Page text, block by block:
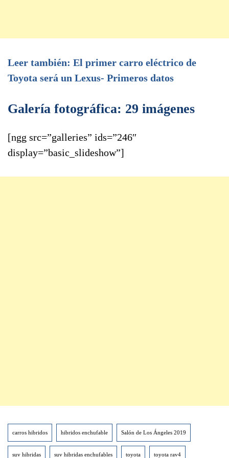
Leer también: El primer carro eléctrico de
Toyota será un Lexus- Primeros datos
Galería fotográfica: 29 imágenes
[ngg src=”galleries” ids=”246″
display=”basic_slideshow”]
carros hibridos hibridos enchufable Salón de Los Ángeles 2019
suv hibridas suv hibridas enchufables toyota toyota rav4